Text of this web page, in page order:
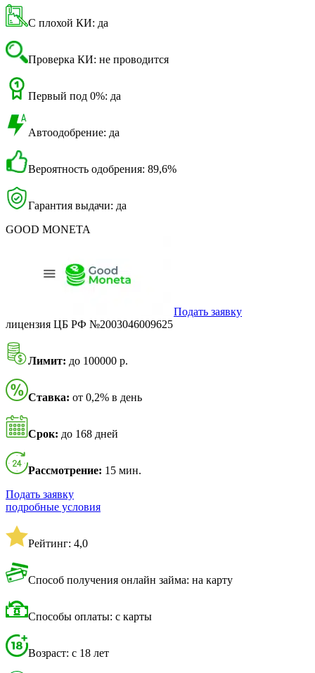
С плохой КИ: да
Проверка КИ: не проводится
Первый под 0%: да
Автоодобрение: да
Вероятность одобрения: 89,6%
Гарантия выдачи: да
GOOD MONETA
Подать заявку
лицензия ЦБ РФ №2003046009625
Лимит: до 100000 р.
Ставка: от 0,2% в день
Срок: до 168 дней
Рассмотрение: 15 мин.
Подать заявку
подробные условия
Рейтинг: 4,0
Способ получения онлайн займа: на карту
Способы оплаты: с карты
Возраст: с 18 лет